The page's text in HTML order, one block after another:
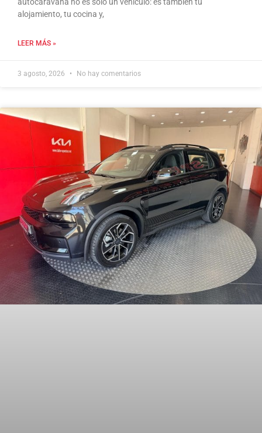
alojamiento, tu cocina y,
LEER MÁS »
3 agosto, 2026 No hay comentarios